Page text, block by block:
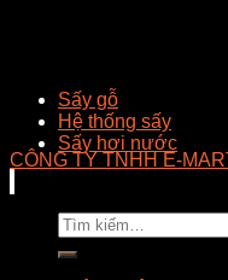
Sấy gỗ
Hệ thống sấy
Sấy hơi nước
CÔNG TY TNHH E-
Tìm
kiếm: